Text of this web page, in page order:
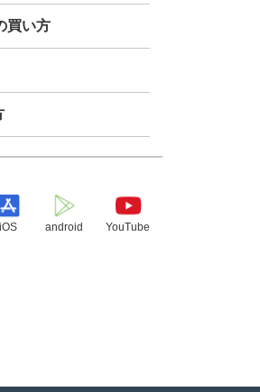
買い方
iOS android YouTube